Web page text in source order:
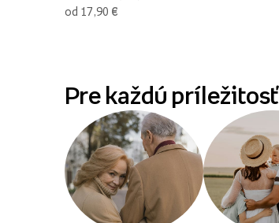
od 17,90 €
Pre každú príležitosť